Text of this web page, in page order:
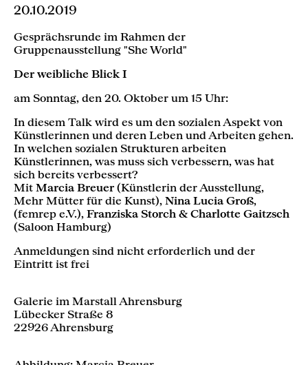
20.10.2019
Gesprächsrunde im Rahmen der
Gruppenausstellung "She World"
Der weibliche Blick I
am Sonntag, den 20. Oktober um 15 Uhr:
In diesem Talk wird es um den sozialen Aspekt von
Künstlerinnen und deren Leben und Arbeiten gehen.
In welchen sozialen Strukturen arbeiten
Künstlerinnen, was muss sich verbessern, was hat
sich bereits verbessert?
Mit Marcia Breuer (Künstlerin der Ausstellung,
Mehr Mütter für die Kunst), Nina Lucia Groß,
(femrep e.V.), Franziska Storch & Charlotte Gaitzsch
(Saloon Hamburg)
Anmeldungen sind nicht erforderlich und der
Eintritt ist frei
Galerie im Marstall Ahrensburg
Lübecker Straße 8
22926 Ahrensburg